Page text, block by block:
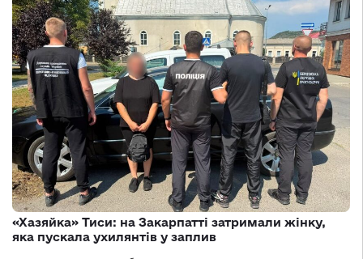
«Хазяйка» Тиси: на Закарпатті затримали жінку,
яка пускала ухилянтів у заплив